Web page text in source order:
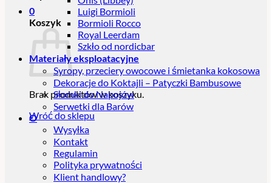
0
Koszyk
Brak produktów w koszyku.
Wróć do sklepu
Luigi Bormioli
Bormioli Rocco
Royal Leerdam
Szkło od nordicbar
Materiały eksploatacyjne
Syropy, przeciery owocowe i śmietanka kokosowa
Dekoracje do Koktajli – Patyczki Bambusowe
Słomki do Napojów
Serwetki dla Barów
O
Wysyłka
Kontakt
Regulamin
Polityka prywatności
Klient handlowy?